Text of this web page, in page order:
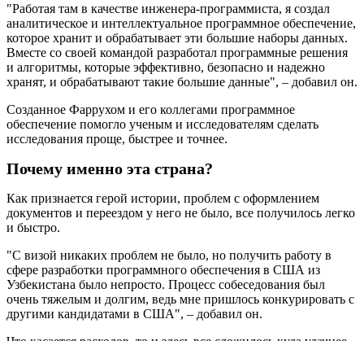
"Работая там в качестве инженера-программиста, я создал
аналитическое и интеллектуальное программное обеспечение,
которое хранит и обрабатывает эти большие наборы данных.
Вместе со своей командой разработал программные решения
и алгоритмы, которые эффективно, безопасно и надежно
хранят, и обрабатывают такие большие данные", – добавил он.
Созданное Фаррухом и его коллегами программное
обеспечение помогло ученым и исследователям сделать
исследования проще, быстрее и точнее.
Почему именно эта страна?
Как признается герой истории, проблем с оформлением
документов и переездом у него не было, все получилось легко
и быстро.
"С визой никаких проблем не было, но получить работу в
сфере разработки программного обеспечения в США из
Узбекистана было непросто. Процесс собеседования был
очень тяжелым и долгим, ведь мне пришлось конкурировать с
другими кандидатами в США", – добавил он.